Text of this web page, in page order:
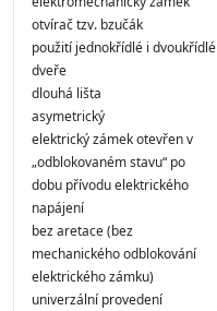
otvírač tzv. bzučák
použití jednokřídlé i dvoukřídlé
dveře
dlouhá lišta
asymetrický
elektrický zámek otevřen v
„odblokovaném stavu“ po
dobu přívodu elektrického
napájení
bez aretace (bez
mechanického odblokování
elektrického zámku)
univerzální provedení